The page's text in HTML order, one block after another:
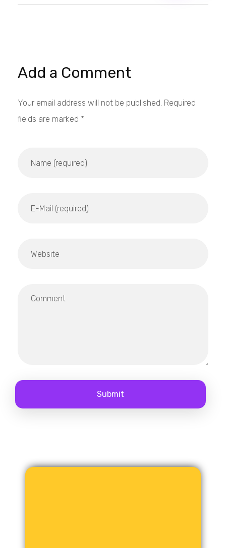
Add a Comment
Your email address will not be published. Required
fields are marked *